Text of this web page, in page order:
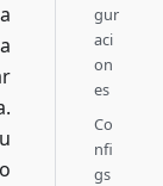
gur
aci
on
es
Co
nfi
gs